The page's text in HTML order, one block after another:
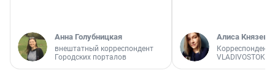
Анна Голубницкая
внештатный корреспондент
Городских порталов
Алиса Князева
Корреспондент